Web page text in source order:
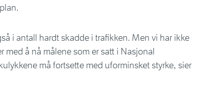
i antall hardt skadde i trafikken. Men vi har ikke
å nå målene som er satt i Nasjonal
må fortsette med uforminsket styrke, sier